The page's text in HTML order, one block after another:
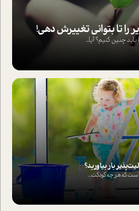
را تا بتواني تغييرش دهي!‏
چنين کنيم؟ آيا...
بار بیاورید؟
ست که هر چه کودکت...